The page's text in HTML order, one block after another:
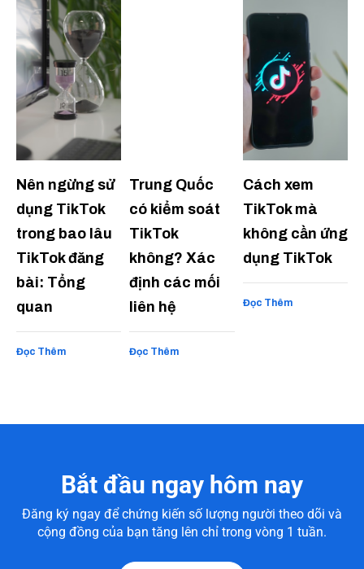
Nên ngừng sử
dụng TikTok
trong bao lâu
TikTok đăng
bài: Tổng
quan
Đọc Thêm
Trung Quốc
có kiểm soát
TikTok
không? Xác
định các mối
liên hệ
Đọc Thêm
Cách xem
TikTok mà
không cần ứng
dụng TikTok
Đọc Thêm
Bắt đầu ngay hôm nay
Đăng ký ngay để chứng kiến số lượng người theo dõi và
cộng đồng của bạn tăng lên chỉ trong vòng 1 tuần.